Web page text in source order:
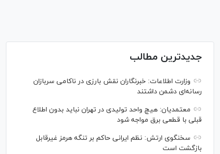
جدیدترین مطالب
وزارت اطلاعات: خبرنگاران نقش بارزی در ناکامی سربازان
رسانه‌ای دشمن داشتند
معتمدیان: هیچ واحد تولیدی در تهران نباید بدون اطلاع
قبلی با قطعی برق مواجه شود
سخنگوی ارتش: نظم ایرانی حاکم بر تنگه هرمز غیرقابل
بازگشت است